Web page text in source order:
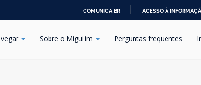
PARA
COMUNICA BR ACESSO À
Sobre o Miguilim Perguntas frequentes